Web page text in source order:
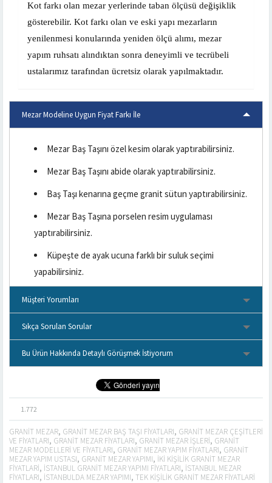
Kot farkı olan mezar yerlerinde taban ölçüsü değişiklik
gösterebilir. Kot farkı olan ve eski yapı mezarların
yenilenmesi konularında yeniden ölçü alımı, mezar
yapım ruhsatı alındıktan sonra deneyimli ve tecrübeli
ustalarımız tarafından ücretsiz olarak yapılmaktadır.
Mezar Modeline Uygun Fiyat Farkı İle
Mezar Baş Taşını özel kesim olarak yaptırabilirsiniz.
Mezar Baş Taşını abide olarak yaptırabilirsiniz.
Baş Taşı kenarına geçme granit sütun yaptırabilirsiniz.
Mezar Baş Taşına porselen resim uygulaması
yaptırabilirsiniz.
Küpeşte de ayak ucuna farklı bir suluk seçimi
yapabilirsiniz.
Müşteri Yorumları
Sıkça Sorulan Sorular
Bu Ürün Hakkında Detaylı Görüşmek İstiyorum
1.772
GRANIT MEZAR, GRANIT MEZAR BAŞ TAŞI FIYATLARI, GRANIT MEZAR ÇEŞITLERI
VE FIYATLARI, GRANIT MEZAR FIYATLARI, GRANIT MEZAR IŞLERI, GRANIT
MEZAR MODELLERI VE FIYATLARI, GRANIT MEZAR YAPIM FIYATLARI, GRANIT
MEZAR YAPIM USTASI, GRANIT MEZAR YAPIMI, IKI KIŞILIK GRANIT MEZAR
FIYATLARI, ISTANBUL GRANIT MEZAR YAPIMI FIYATLARI, İSTANBUL MEZAR
FIYATLARI, ISTANBULDA MEZAR YAPIMI, TEK KIŞILIK GRANIT MEZAR FIYATLARI